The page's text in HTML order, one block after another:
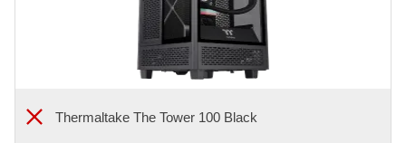
Thermaltake The Tower 100 Black